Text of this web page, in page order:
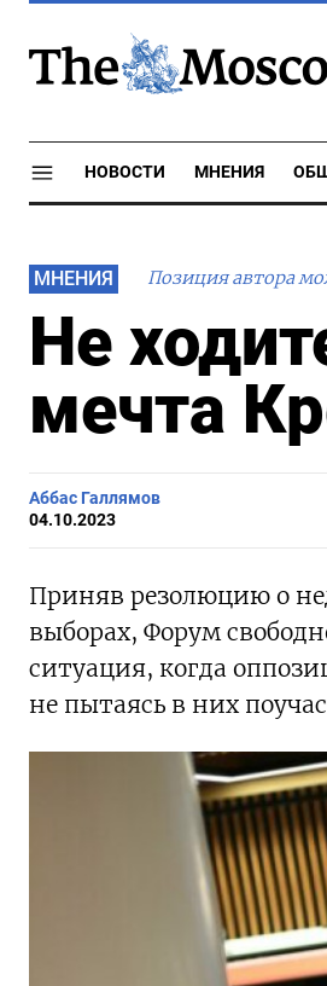
НОВОСТИ МНЕНИЯ
МНЕНИЯ Позиция автора
Не
мечта
Аббас Галлямов
04.10.2023
Приняв резолюцию о
выборах, Форум
ситуация, когда
не пытаясь в них